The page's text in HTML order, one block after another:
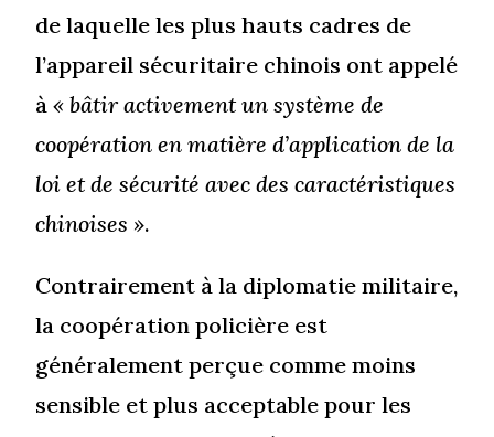
de laquelle les plus hauts cadres de
l’appareil sécuritaire chinois ont appelé
à« bâtir activement un système de
coopération en matière d’application de la
loi et de sécurité avec des caractéristiques
chinoises ».
Contrairement à la diplomatie militaire,
la coopération policière est
généralement perçue comme moins
sensible et plus acceptable pour les